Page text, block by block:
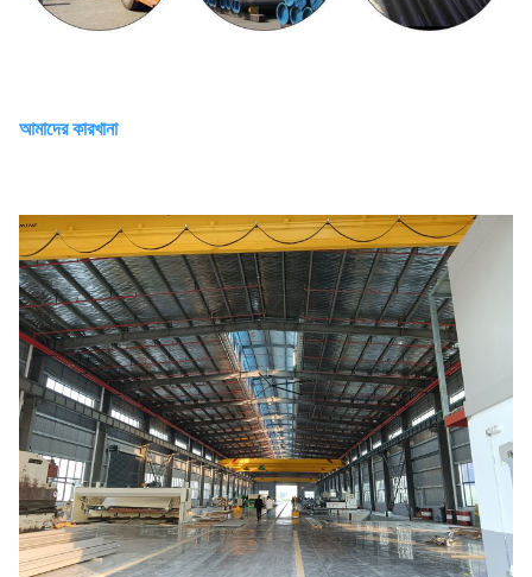
আমাদের কারখানা